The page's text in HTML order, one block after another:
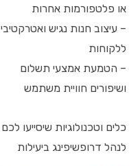
או פלטפורמות אחרות
– עיצוב חנות נגיש ואטרקטיבי
ללקוחות
– הטמעת אמצעי תשלום
ושיפורים חוויית משתמש
כלים וטכנולוגיות שיסייעו לכם
לנהל דרופשיפינג ביעילות